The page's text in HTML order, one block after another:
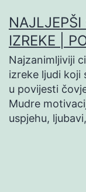
na
sadržaj
NAJLJEPŠI
IZREKE |
Najzanimljiviji
izreke ljudi koji
u povijesti
Mudre
uspjehu,